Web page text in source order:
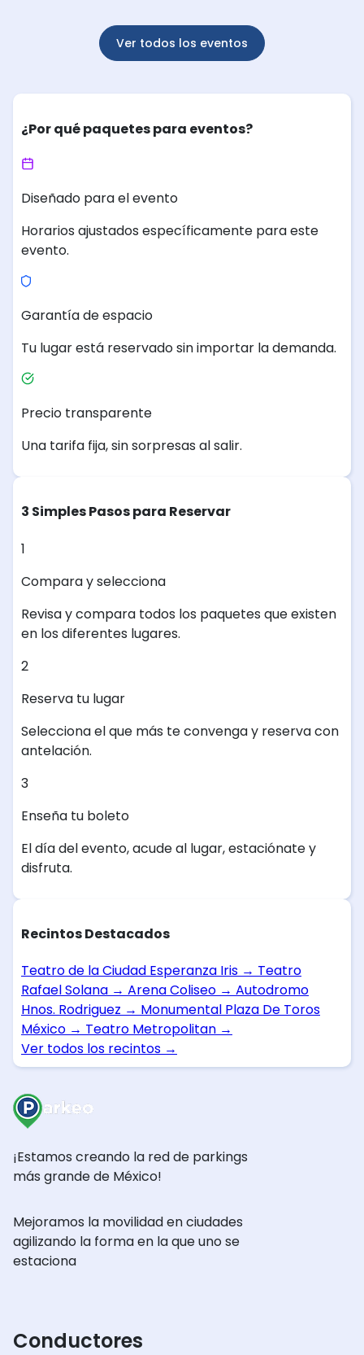
Ver todos los eventos
¿Por qué paquetes para eventos?
Diseñado para el evento
Horarios ajustados específicamente para este
evento.
Garantía de espacio
Tu lugar está reservado sin importar la demanda.
Precio transparente
Una tarifa fija, sin sorpresas al salir.
3 Simples Pasos para Reservar
1
Compara y selecciona
Revisa y compara todos los paquetes que existen
en los diferentes lugares.
2
Reserva tu lugar
Selecciona el que más te convenga y reserva con
antelación.
3
Enseña tu boleto
El día del evento, acude al lugar, estaciónate y
disfruta.
Recintos Destacados
Teatro de la Ciudad Esperanza Iris → Teatro
Rafael Solana → Arena Coliseo → Autodromo
Hnos. Rodriguez → Monumental Plaza De Toros
México → Teatro Metropolitan →
Ver todos los recintos →
¡Estamos creando la red de parkings
más grande de México!
Mejoramos la movilidad en ciudades
agilizando la forma en la que uno se
estaciona
Conductores